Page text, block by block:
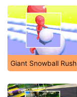
Giant Snowball Rush